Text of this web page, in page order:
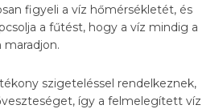
figyeli a víz hőmérsékletét, és
a fűtést, hogy a víz mindig a
szigeteléssel rendelkeznek,
így a felmelegített víz